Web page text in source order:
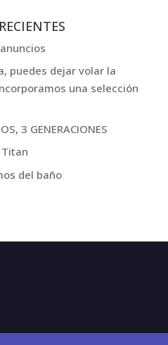
puedes dejar volar la
una selección
3 GENERACIONES
del baño